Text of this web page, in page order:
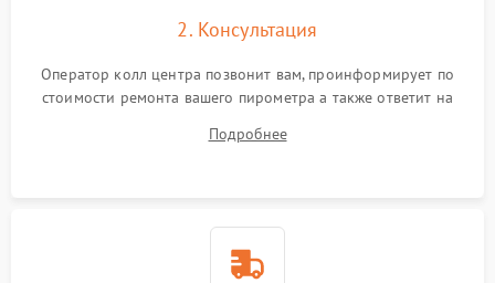
2. Консультация
Оператор колл центра позвонит вам, проинформирует по
стоимости ремонта вашего пирометра а также ответит на
Подробнее